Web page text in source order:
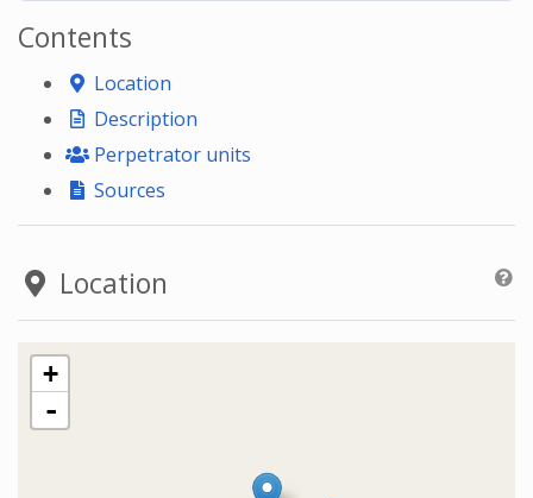
Contents
Location
Description
Perpetrator units
Sources
Location
+
-